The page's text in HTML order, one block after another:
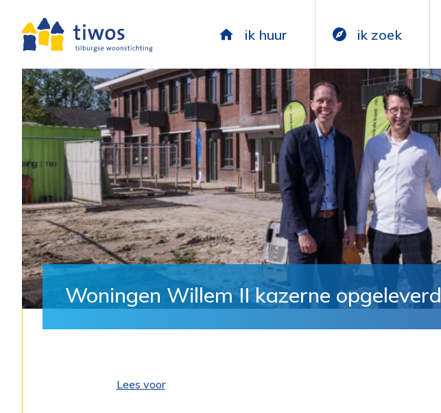
ik huur ik zoek
Woningen Willem II kazerne opgeleverd
Lees voor